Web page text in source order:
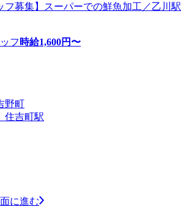
募集】スーパーでの鮮魚加工／乙川駅
フ 時給1,600円〜
野町
住吉町駅
に進む